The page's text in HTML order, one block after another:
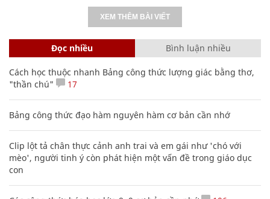
XEM THÊM BÀI VIẾT
Đọc nhiều Bình luận nhiều
Cách học thuộc nhanh Bảng công thức lượng giác bằng thơ,
"thần chú"
17
Bảng công thức đạo hàm nguyên hàm cơ bản cần nhớ
Clip lột tả chân thực cảnh anh trai và em gái như 'chó với
mèo', người tinh ý còn phát hiện một vấn đề trong giáo dục
con